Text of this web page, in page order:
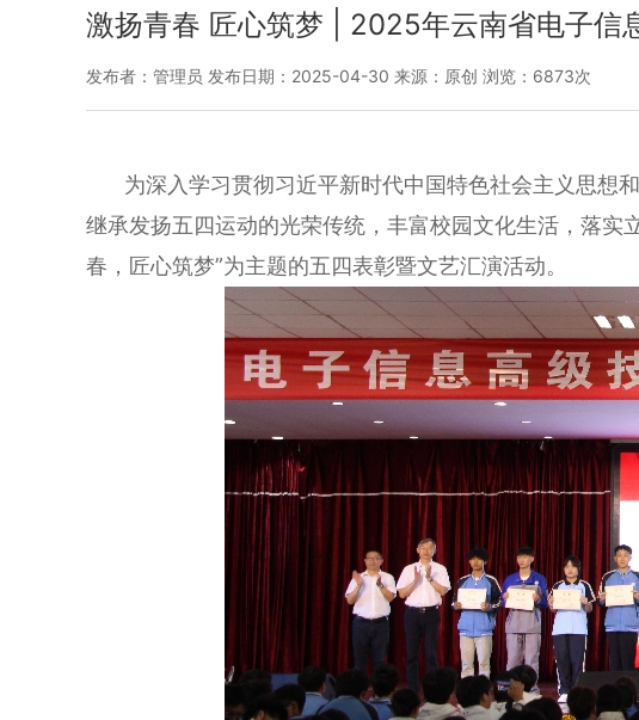
激扬青春 匠心筑梦 | 2025年云南省电子信
发布者：管理员 发布日期：2025-04-30 来源：原创 浏览：6873次
为深入学习贯彻习近平新时代中国特色社会主义思想
继承发扬五四运动的光荣传统，丰富校园文化生活，落实
春，匠心筑梦”为主题的五四表彰暨文艺汇演活动。